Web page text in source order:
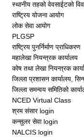
स्थानीय तहको वेवसाईटको
राष्ट्रिय योजना आयोग
लोक सेवा आयोग
PLGSP
राष्ट्रिय पुनर्निर्माण प्राधिकरण
महालेखा नियन्त्रक कार्यालय
कोष तथा लेखा नियन्त्रक
जिल्ला प्रशासन कार्यालय,
जिल्ला समन्वय समितिको
NCED Virtual Class
श्रम संसार login
कन्सुलर सेवा login
NALCIS login